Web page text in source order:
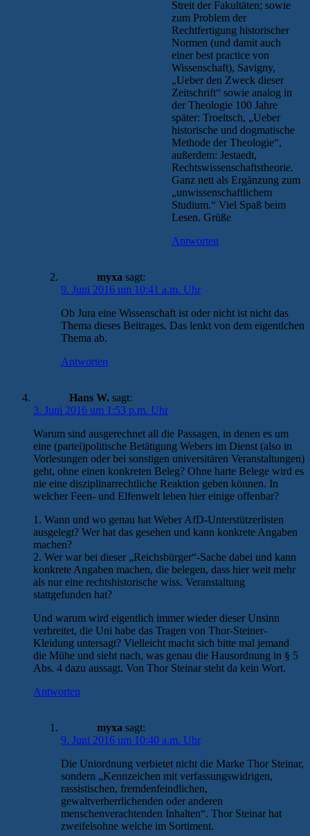
Streit der Fakultäten; sowie
zum Problem der
Rechtfertigung historischer
Normen (und damit auch
einer best practice von
Wissenschaft), Savigny,
„Ueber den Zweck dieser
Zeitschrift“ sowie analog in
der Theologie 100 Jahre
später: Troeltsch, „Ueber
historische und dogmatische
Methode der Theologie“,
außerdem: Jestaedt,
Rechtswissenschaftstheorie.
Ganz nett als Ergänzung zum
„unwissenschaftlichem
Studium.“ Viel Spaß beim
Lesen. Grüße
Antworten
myxa sagt:
9. Juni 2016 um 10:41 a.m. Uhr
Ob Jura eine Wissenschaft ist oder nicht ist nicht das
Thema dieses Beitrages. Das lenkt von dem eigentlchen
Thema ab.
Antworten
Hans W. sagt:
3. Juni 2016 um 1:53 p.m. Uhr
Warum sind ausgerechnet all die Passagen, in denen es um
eine (partei)politische Betätigung Webers im Dienst (also in
Vorlesungen oder bei sonstigen universitären Veranstaltungen)
geht, ohne einen konkreten Beleg? Ohne harte Belege wird es
nie eine disziplinarrechtliche Reaktion geben können. In
welcher Feen- und Elfenwelt leben hier einige offenbar?
1. Wann und wo genau hat Weber AfD-Unterstützerlisten
ausgelegt? Wer hat das gesehen und kann konkrete Angaben
machen?
2. Wer war bei dieser „Reichsbürger“-Sache dabei und kann
konkrete Angaben machen, die belegen, dass hier weit mehr
als nur eine rechtshistorische wiss. Veranstaltung
stattgefunden hat?
Und warum wird eigentlich immer wieder dieser Unsinn
verbreitet, die Uni habe das Tragen von Thor-Steiner-
Kleidung untersagt? Vielleicht macht sich bitte mal jemand
die Mühe und sieht nach, was genau die Hausordnung in § 5
Abs. 4 dazu aussagt. Von Thor Steinar steht da kein Wort.
Antworten
myxa sagt:
9. Juni 2016 um 10:40 a.m. Uhr
Die Uniordnung verbietet nicht die Marke Thor Steinar,
sondern „Kennzeichen mit verfassungswidrigen,
rassistischen, fremdenfeindlichen,
gewaltverherrlichenden oder anderen
menschenverachtenden Inhalten“. Thor Steinar hat
zweifelsohne welche im Sortiment.